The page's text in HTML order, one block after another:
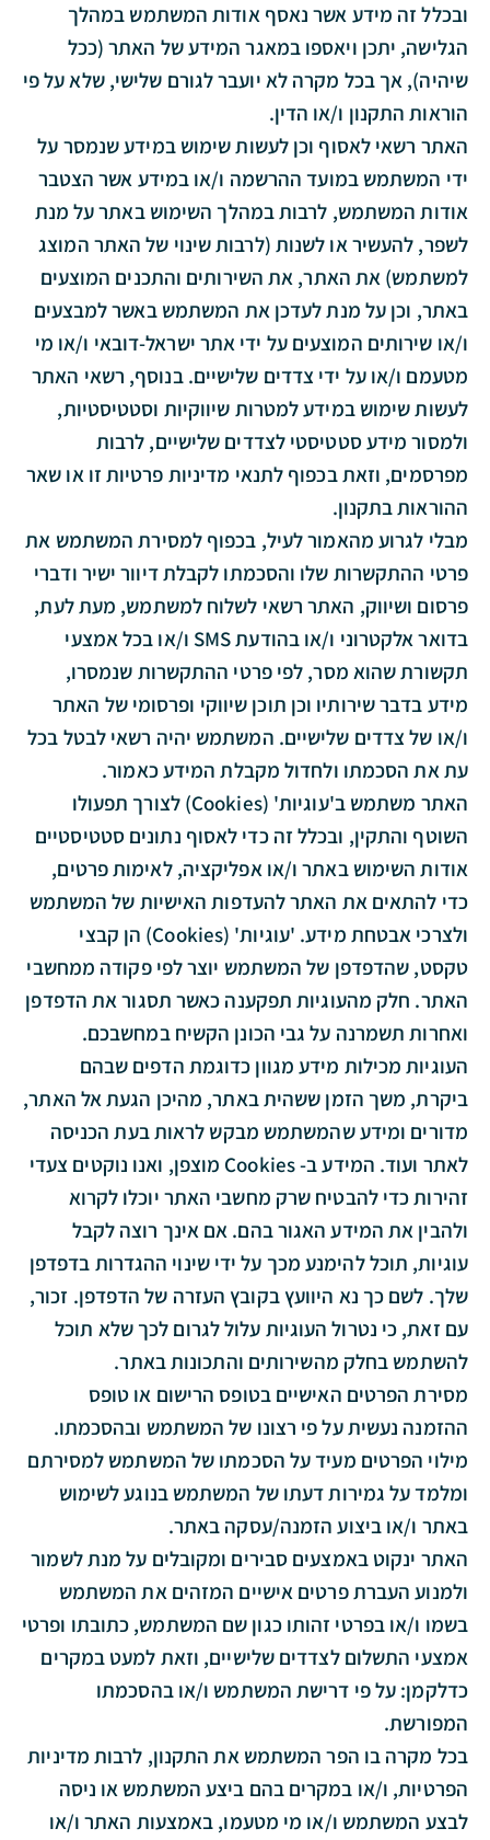
ובכלל זה מידע אשר נאסף אודות המשתמש במהלך
הגלישה, יתכן ויאספו במאגר המידע של האתר (ככל
שיהיה), אך בכל מקרה לא יועבר לגורם שלישי, שלא על פי
הוראות התקנון ו/או הדין.
האתר רשאי לאסוף וכן לעשות שימוש במידע שנמסר על
ידי המשתמש במועד ההרשמה ו/או במידע אשר הצטבר
אודות המשתמש, לרבות במהלך השימוש באתר על מנת
לשפר, להעשיר או לשנות (לרבות שינוי של האתר המוצג
למשתמש) את האתר, את השירותים והתכנים המוצעים
באתר, וכן על מנת לעדכן את המשתמש באשר למבצעים
ו/או שירותים המוצעים על ידי אתר ישראל-דובאי ו/או מי
מטעמם ו/או על ידי צדדים שלישיים. בנוסף, רשאי האתר
לעשות שימוש במידע למטרות שיווקיות וסטטיסטיות,
ולמסור מידע סטטיסטי לצדדים שלישיים, לרבות
מפרסמים, וזאת בכפוף לתנאי מדיניות פרטיות זו או שאר
ההוראות בתקנון.
מבלי לגרוע מהאמור לעיל, בכפוף למסירת המשתמש את
פרטי ההתקשרות שלו והסכמתו לקבלת דיוור ישיר ודברי
פרסום ושיווק, האתר רשאי לשלוח למשתמש, מעת לעת,
בדואר אלקטרוני ו/או בהודעת SMS ו/או בכל אמצעי
תקשורת שהוא מסר, לפי פרטי ההתקשרות שנמסרו,
מידע בדבר שירותיו וכן תוכן שיווקי ופרסומי של האתר
ו/או של צדדים שלישיים. המשתמש יהיה רשאי לבטל בכל
עת את הסכמתו ולחדול מקבלת המידע כאמור.
האתר משתמש ב'עוגיות' (Cookies) לצורך תפעולו
השוטף והתקין, ובכלל זה כדי לאסוף נתונים סטטיסטיים
אודות השימוש באתר ו/או אפליקציה, לאימות פרטים,
כדי להתאים את האתר להעדפות האישיות של המשתמש
ולצרכי אבטחת מידע. 'עוגיות' (Cookies) הן קבצי
טקסט, שהדפדפן של המשתמש יוצר לפי פקודה ממחשבי
האתר. חלק מהעוגיות תפקענה כאשר תסגור את הדפדפן
ואחרות תשמרנה על גבי הכונן הקשיח במחשבכם.
העוגיות מכילות מידע מגוון כדוגמת הדפים שבהם
ביקרת, משך הזמן ששהית באתר, מהיכן הגעת אל האתר,
מדורים ומידע שהמשתמש מבקש לראות בעת הכניסה
לאתר ועוד. המידע ב- Cookies מוצפן, ואנו נוקטים צעדי
זהירות כדי להבטיח שרק מחשבי האתר יוכלו לקרוא
ולהבין את המידע האגור בהם. אם אינך רוצה לקבל
עוגיות, תוכל להימנע מכך על ידי שינוי ההגדרות בדפדפן
שלך. לשם כך נא היוועץ בקובץ העזרה של הדפדפן. זכור,
עם זאת, כי נטרול העוגיות עלול לגרום לכך שלא תוכל
להשתמש בחלק מהשירותים והתכונות באתר.
מסירת הפרטים האישיים בטופס הרישום או טופס
ההזמנה נעשית על פי רצונו של המשתמש ובהסכמתו.
מילוי הפרטים מעיד על הסכמתו של המשתמש למסירתם
ומלמד על גמירות דעתו של המשתמש בנוגע לשימוש
באתר ו/או ביצוע הזמנה/עסקה באתר.
האתר ינקוט באמצעים סבירים ומקובלים על מנת לשמור
ולמנוע העברת פרטים אישיים המזהים את המשתמש
בשמו ו/או בפרטי זהותו כגון שם המשתמש, כתובתו ופרטי
אמצעי התשלום לצדדים שלישיים, וזאת למעט במקרים
כדלקמן: על פי דרישת המשתמש ו/או בהסכמתו
המפורשת.
בכל מקרה בו הפר המשתמש את התקנון, לרבות מדיניות
הפרטיות, ו/או במקרים בהם ביצע המשתמש או ניסה
לבצע המשתמש ו/או מי מטעמו, באמצעות האתר ו/או